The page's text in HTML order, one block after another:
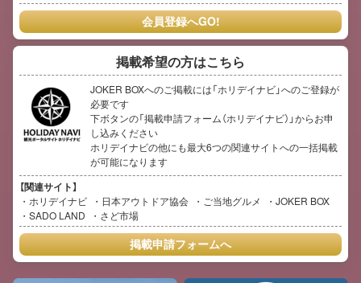
会員登録へGO!
掲載希望の方はこちら
JOKER BOXへのご掲載には「ホリデイナビ」へのご登録が
必要です
下ボタンの「掲載申請フォーム（ホリデイナビ）」からお申
し込みください
ホリデイナビの他にも最大6つの関連サイトへの一括掲載
が可能になります
【関連サイト】
ホリデイナビ 日本アウトドア協会 ご当地グルメ
JOKER BOX
SADO LAND
さど市場
掲載申請フォームへ